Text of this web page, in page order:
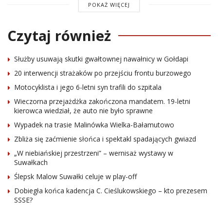
POKAŻ WIĘCEJ
Czytaj również
Służby usuwają skutki gwałtownej nawałnicy w Gołdapi
20 interwencji strażaków po przejściu frontu burzowego
Motocyklista i jego 6-letni syn trafili do szpitala
Wieczorna przejażdżka zakończona mandatem. 19-letni
kierowca wiedział, że auto nie było sprawne
Wypadek na trasie Malinówka Wielka-Bałamutowo
Zbliża się zaćmienie słońca i spektakl spadających gwiazd
„W niebiańskiej przestrzeni” – wernisaż wystawy w
Suwałkach
Ślepsk Malow Suwałki celuje w play-off
Dobiegła końca kadencja C. Cieślukowskiego – kto prezesem
SSSE?